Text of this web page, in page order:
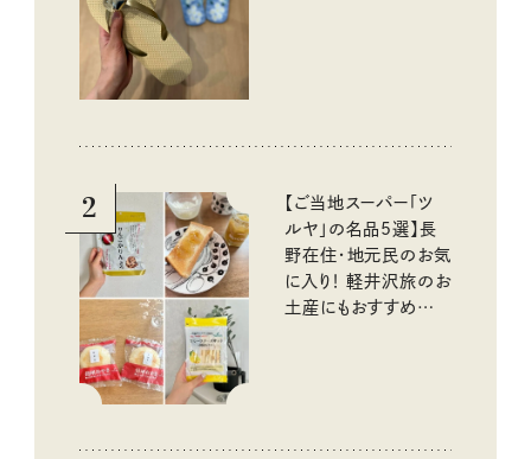
2
【ご当地スーパー「ツ
ルヤ」の名品5選】長
野在住・地元民のお気
に入り！ 軽井沢旅のお
土産にもおすすめのお